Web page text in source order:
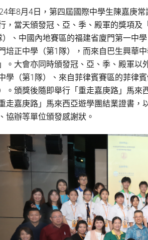
年8月4日，第四屆國際中學生陳嘉庚
，當天頒發冠、亞、季、殿軍的獎項及
）、中國內地賽區的福建省廈門第一中
培正中學（第1隊），而來自巴生興華
。大會亦同時頒發冠、亞、季、殿軍以
學（第1隊）、來自菲律賓賽區的菲律
。頒獎後隨即舉行「重走嘉庚路」馬來
走嘉庚路」馬來西亞遊學團結業證書，
協辦等單位頒發感謝狀。